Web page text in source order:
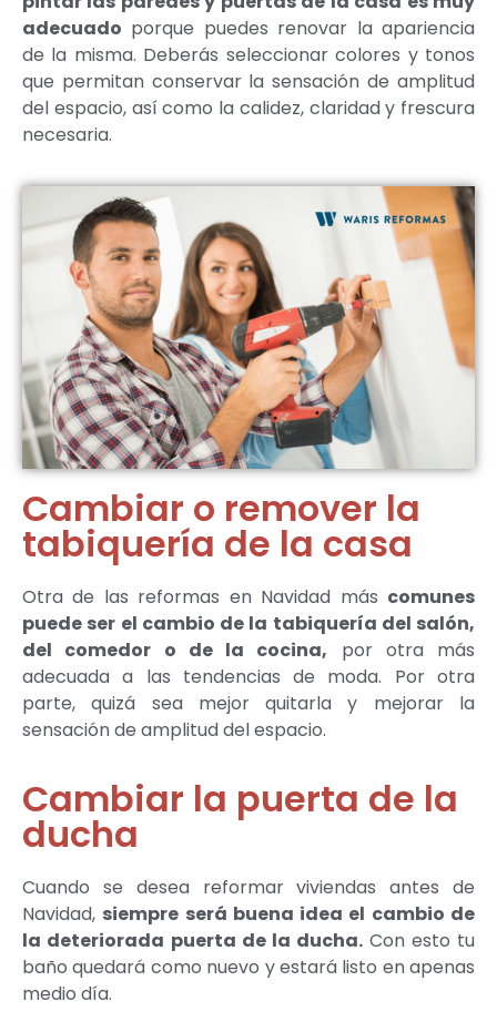
adecuado porque puedes renovar la apariencia
de la misma. Deberás seleccionar colores y tonos
que permitan conservar la sensación de amplitud
del espacio, así como la calidez, claridad y frescura
necesaria.
Cambiar o remover la
tabiquería de la casa
Otra de las reformas en Navidad más comunes
puede ser el cambio de la tabiquería del salón,
del comedor o de la cocina, por otra más
adecuada a las tendencias de moda. Por otra
parte, quizá sea mejor quitarla y mejorar la
sensación de amplitud del espacio.
Cambiar la puerta de la
ducha
Cuando se desea reformar viviendas antes de
Navidad, siempre será buena idea el cambio de
la deteriorada puerta de la ducha. Con esto tu
baño quedará como nuevo y estará listo en apenas
medio día.